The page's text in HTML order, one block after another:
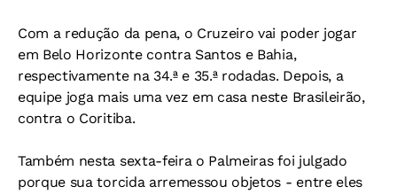
Com a redução da pena, o Cruzeiro vai poder jogar
em Belo Horizonte contra Santos e Bahia,
respectivamente na 34.ª e 35.ª rodadas. Depois, a
equipe joga mais uma vez em casa neste Brasileirão,
contra o Coritiba.
Também nesta sexta-feira o Palmeiras foi julgado
porque sua torcida arremessou objetos - entre eles